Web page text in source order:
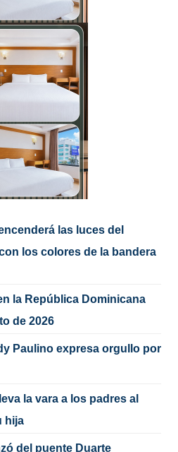
las luces del
los colores de la bandera
la República Dominicana
de 2026
Paulino expresa orgullo por
la vara a los padres al
hija
del puente Duarte